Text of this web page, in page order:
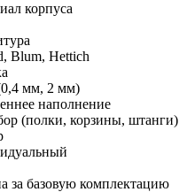
корпуса
Blum, Hettich
мм, 2 мм)
наполнение
(полки, корзины, штанги)
за базовую комплектацию